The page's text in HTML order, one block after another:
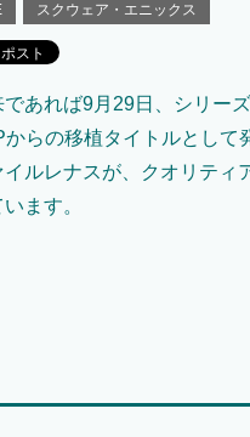
スクウェア・エニックス
であれば9月29日、シリー
からの移植タイトルとして
イルレナスが、クオリティ
ます。